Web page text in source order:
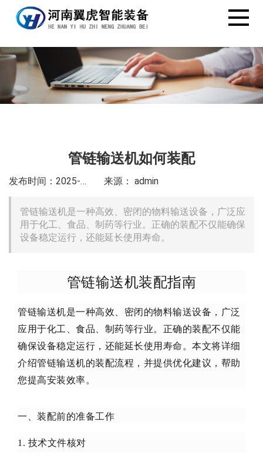
管链输送机如何装配
发布时间：2025-4-22 来源： admin
管链输送机是一种高效、密闭的物料输送设备，广泛应
用于化工、食品、制药等行业。正确的装配不仅能确保
设备稳定运行，还能延长使用寿命。
管链输送机装配指南
管链输送机是一种高效、密闭的物料输送设备，广泛
应用于化工、食品、制药等行业。正确的装配不仅能
确保设备稳定运行，还能延长使用寿命。本文将详细
介绍管链输送机的装配流程，并提供优化建议，帮助
您提高安装效率。
一、装配前的准备工作
1. 技术文件核对